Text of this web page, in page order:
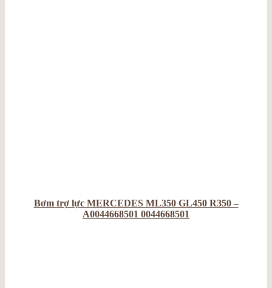
Bơm trợ lực MERCEDES ML350 GL450 R350 –
A0044668501 0044668501